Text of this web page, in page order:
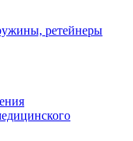
ретейнеры